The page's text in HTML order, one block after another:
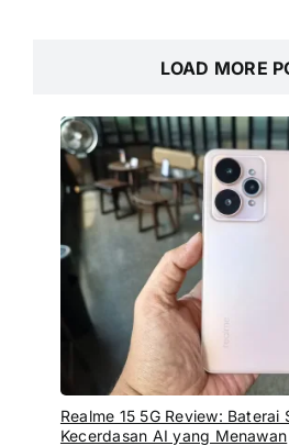
LOAD MORE
Realme 15 5G Review: Baterai
Kecerdasan AI yang Menawan